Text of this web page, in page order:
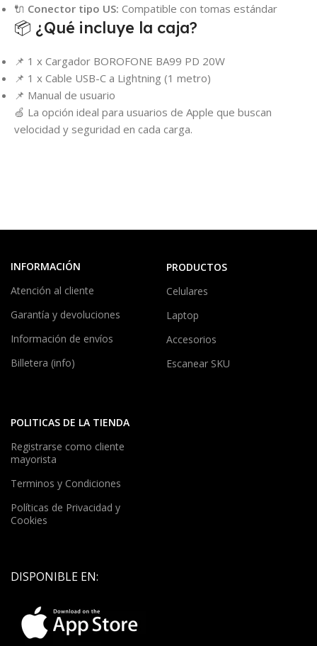
🔌 Conector tipo US: Compatible con tomas estándar
📦 ¿Qué incluye la caja?
📌 1 x Cargador BOROFONE BA99 PD 20W
📌 1 x Cable USB-C a Lightning (1 metro)
📌 Manual de usuario
🍏 La opción ideal para usuarios de Apple que buscan
velocidad y seguridad en cada carga.
INFORMACIÓN
Atención al cliente
Garantía y devoluciones
Información de envíos
Billetera (info)
PRODUCTOS
Celulares
Laptop
Accesorios
Escanear SKU
POLITICAS DE LA TIENDA
Registrarse como cliente
mayorista
Terminos y Condiciones
Políticas de Privacidad y
Cookies
DISPONIBLE EN: